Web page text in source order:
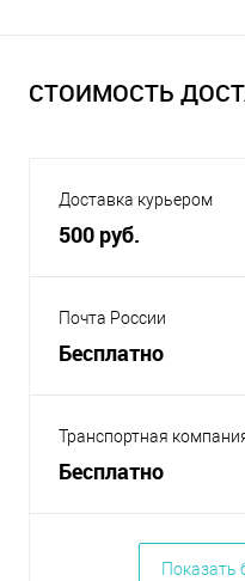
СТОИМОСТЬ
Доставка курьером
500 руб.
Почта России
Бесплатно
Транспортная
Бесплатно
Показать